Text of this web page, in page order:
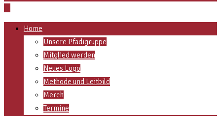
Home
Unsere Pfadigruppe
Mitglied werden
Neues Logo
Methode und Leitbild
Merch
Termine